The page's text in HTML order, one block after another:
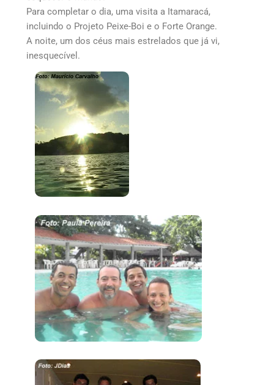
Para completar o dia, uma visita a Itamaracá,
incluindo o Projeto Peixe-Boi e o Forte Orange.
A noite, um dos céus mais estrelados que já vi,
inesquecível.